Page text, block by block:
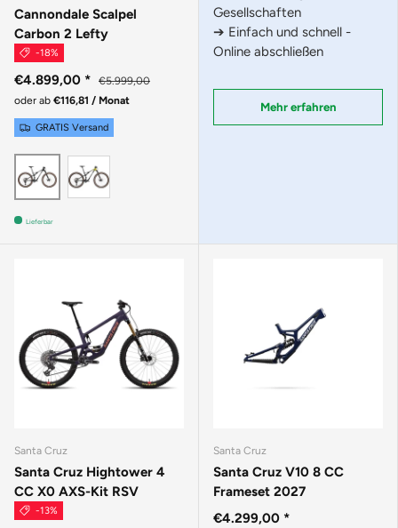
Cannondale Scalpel
Carbon 2 Lefty
-18%
€4.899,00 *
€5.999,00
oder ab €116,81 / Monat
GRATIS Versand
Smoke Black
Lieferbar
Gesellschaften
➔ Einfach und schnell -
Online abschließen
Mehr erfahren
Santa Cruz
Santa Cruz Hightower 4
CC X0 AXS-Kit RSV
-13%
Santa Cruz
Santa Cruz V10 8 CC
Frameset 2027
€4.299,00 *